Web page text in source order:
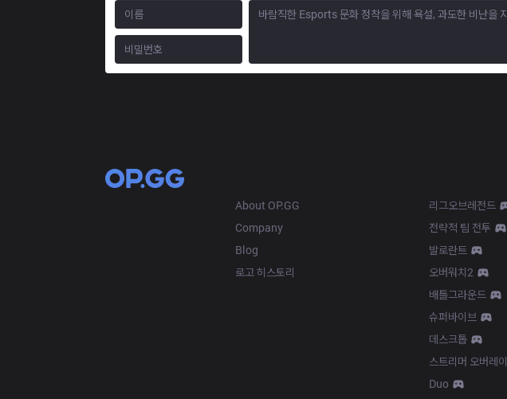
About OP.GG
Company
Blog
로고 히스토리
리그오브레전드
전략적 팀 전투
발로란트
오버워치2
배틀그라운드
슈퍼바이브
데스크톱
스트리머 오버레이
Duo